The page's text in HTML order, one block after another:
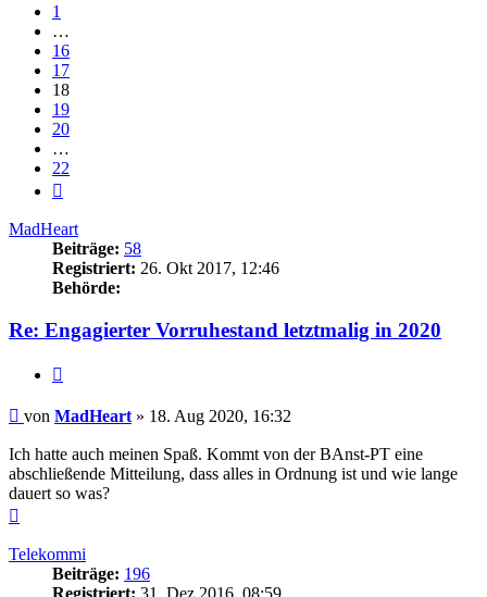
1
…
16
17
18
19
20
…
22
MadHeart
Beiträge: 58
Registriert: 26. Okt 2017, 12:46
Behörde:
Re: Engagierter Vorruhestand letztmalig in 2020
Beitrag
von MadHeart » 18. Aug 2020, 16:32
Ich hatte auch meinen Spaß. Kommt von der BAnst-PT eine
abschließende Mitteilung, dass alles in Ordnung ist und wie lange
dauert so was?
Telekommi
Beiträge: 196